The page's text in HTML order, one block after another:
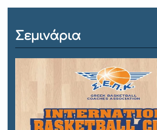
Σεμινάρια